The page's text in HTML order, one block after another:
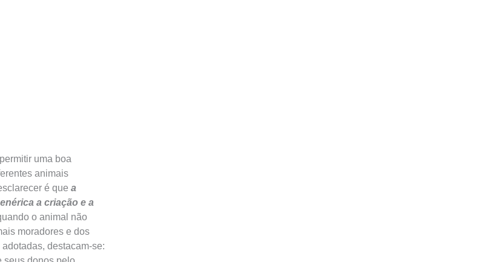
uma boa
animais
é que a
a criação e a
o animal não
moradores e dos
destacam-se: